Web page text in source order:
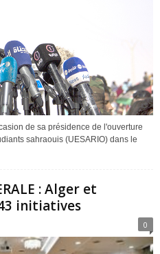
de sa présidence de l'ouverture
sahraouis (UESARIO) dans le
: Alger et
initiatives
0